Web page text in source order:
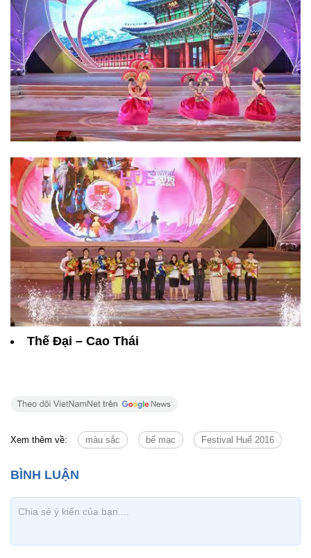
Thế Đại – Cao Thái
Xem thêm về: màu sắc bế mạc Festival Huế 2016